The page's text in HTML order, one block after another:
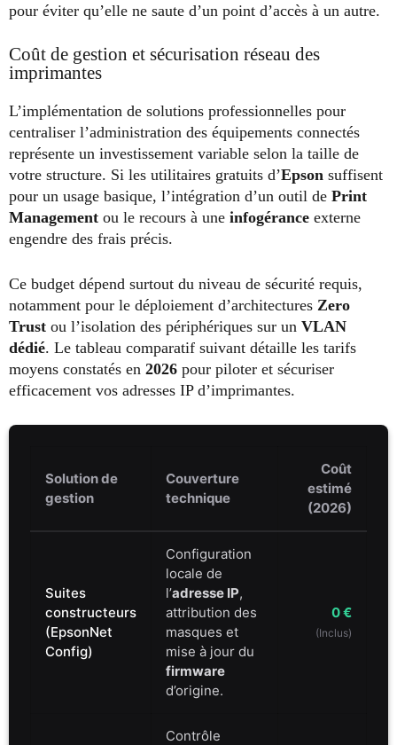
pour éviter qu’elle ne saute d’un point d’accès à un autre.
Coût de gestion et sécurisation réseau des
imprimantes
L’implémentation de solutions professionnelles pour
centraliser l’administration des équipements connectés
représente un investissement variable selon la taille de
votre structure. Si les utilitaires gratuits d’Epson suffisent
pour un usage basique, l’intégration d’un outil de Print
Management ou le recours à une infogérance externe
engendre des frais précis.
Ce budget dépend surtout du niveau de sécurité requis,
notamment pour le déploiement d’architectures Zero
Trust ou l’isolation des périphériques sur un VLAN
dédié. Le tableau comparatif suivant détaille les tarifs
moyens constatés en 2026 pour piloter et sécuriser
efficacement vos adresses IP d’imprimantes.
Solution de
gestion
Couverture
technique
Coût
estimé
(2026)
Suites
constructeurs
(EpsonNet
Config)
Configuration
locale de
l’adresse IP,
attribution des
masques et
mise à jour du
firmware
d’origine.
0 €
(Inclus)
Contrôle